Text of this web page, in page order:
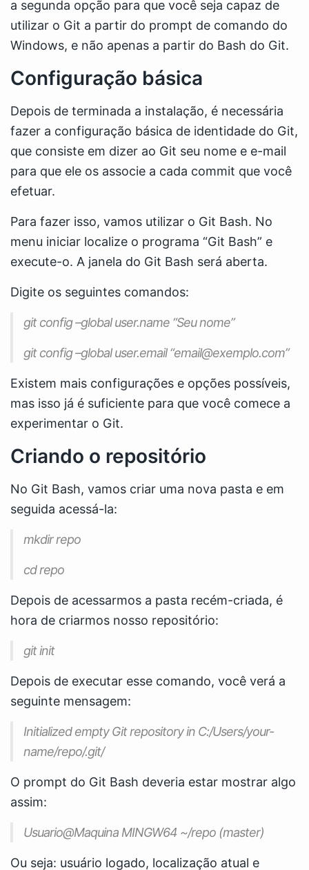
a segunda opção para que você seja capaz de
utilizar o Git a partir do prompt de comando do
Windows, e não apenas a partir do Bash do Git.
Configuração básica
Depois de terminada a instalação, é necessária
fazer a configuração básica de identidade do Git,
que consiste em dizer ao Git seu nome e e-mail
para que ele os associe a cada commit que você
efetuar.
Para fazer isso, vamos utilizar o Git Bash. No
menu iniciar localize o programa “Git Bash” e
execute-o. A janela do Git Bash será aberta.
Digite os seguintes comandos:
git config –global user.name “Seu nome”
git config –global user.email “email@exemplo.com”
Existem mais configurações e opções possíveis,
mas isso já é suficiente para que você comece a
experimentar o Git.
Criando o repositório
No Git Bash, vamos criar uma nova pasta e em
seguida acessá-la:
mkdir repo
cd repo
Depois de acessarmos a pasta recém-criada, é
hora de criarmos nosso repositório:
git init
Depois de executar esse comando, você verá a
seguinte mensagem:
Initialized empty Git repository in C:/Users/your-
name/repo/.git/
O prompt do Git Bash deveria estar mostrar algo
assim:
Usuario@Maquina MINGW64 ~/repo (master)
Ou seja: usuário logado, localização atual e